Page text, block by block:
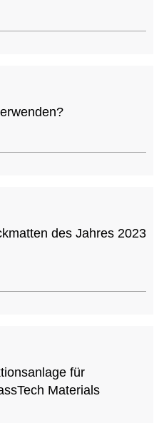
des Jahres 2023
für
Materials